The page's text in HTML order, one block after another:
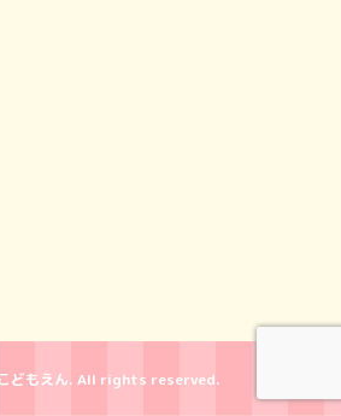
どもえん. All rights reserved.